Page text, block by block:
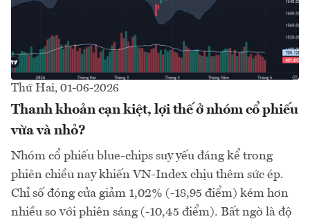
Thứ Hai, 01-06-2026
Thanh khoản cạn kiệt, lợi thế ở nhóm cổ phiếu
vừa và nhỏ?
Nhóm cổ phiếu blue-chips suy yếu đáng kể trong
phiên chiều nay khiến VN-Index chịu thêm sức ép.
Chỉ số đóng cửa giảm 1,02% (-18,95 điểm) kém hơn
nhiều so với phiên sáng (-10,45 điểm). Bất ngờ là độ